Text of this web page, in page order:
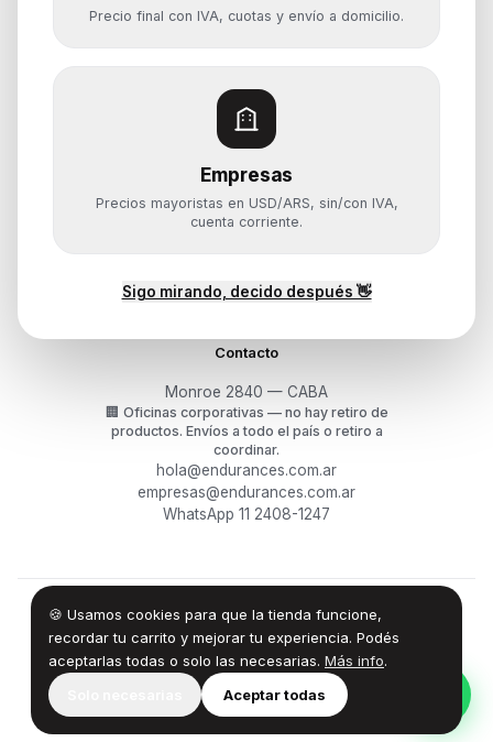
Precio final con IVA, cuotas y envío a domicilio.
Empresas
Precios mayoristas en USD/ARS, sin/con IVA,
cuenta corriente.
Sigo mirando, decido después 👋
🍪 Usamos cookies para que la tienda funcione,
recordar tu carrito y mejorar tu experiencia. Podés
aceptarlas todas o solo las necesarias. Más info.
Aceptar todas
Computadoras y PCs
Componentes
Almacenamiento
Monitores y Pantallas
Ayuda
Mis pedidos
¿Cómo querés comprar?
Contacto
Monroe 2840 — CABA
🏢 Oficinas corporativas — no hay retiro de
productos. Envíos a todo el país o retiro a
coordinar.
hola@endurances.com.ar
empresas@endurances.com.ar
WhatsApp 11 2408-1247
© 2026Endurances Technology SA · CUIT 30-71861942-0
Términos·Privacidad ·Devoluciones
100% Design by — Endurances IT